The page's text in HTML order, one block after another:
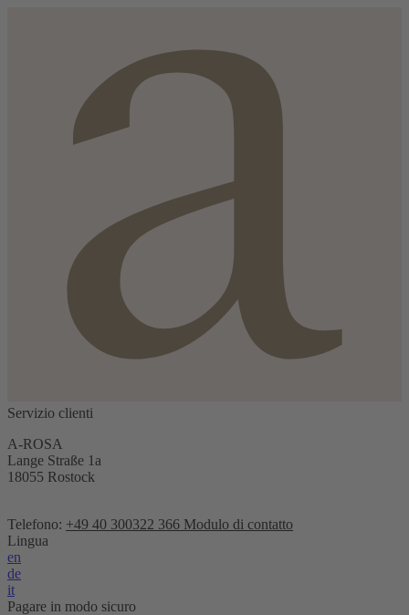
Servizio clienti
A-ROSA
Lange Straße 1a
18055 Rostock
Telefono: +49 40 300322 366 Modulo di contatto
Lingua
en
de
it
Pagare in modo sicuro